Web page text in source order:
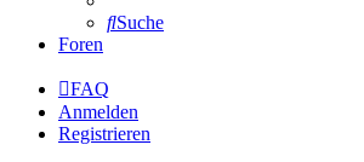
Suche
Foren
FAQ
Anmelden
Registrieren